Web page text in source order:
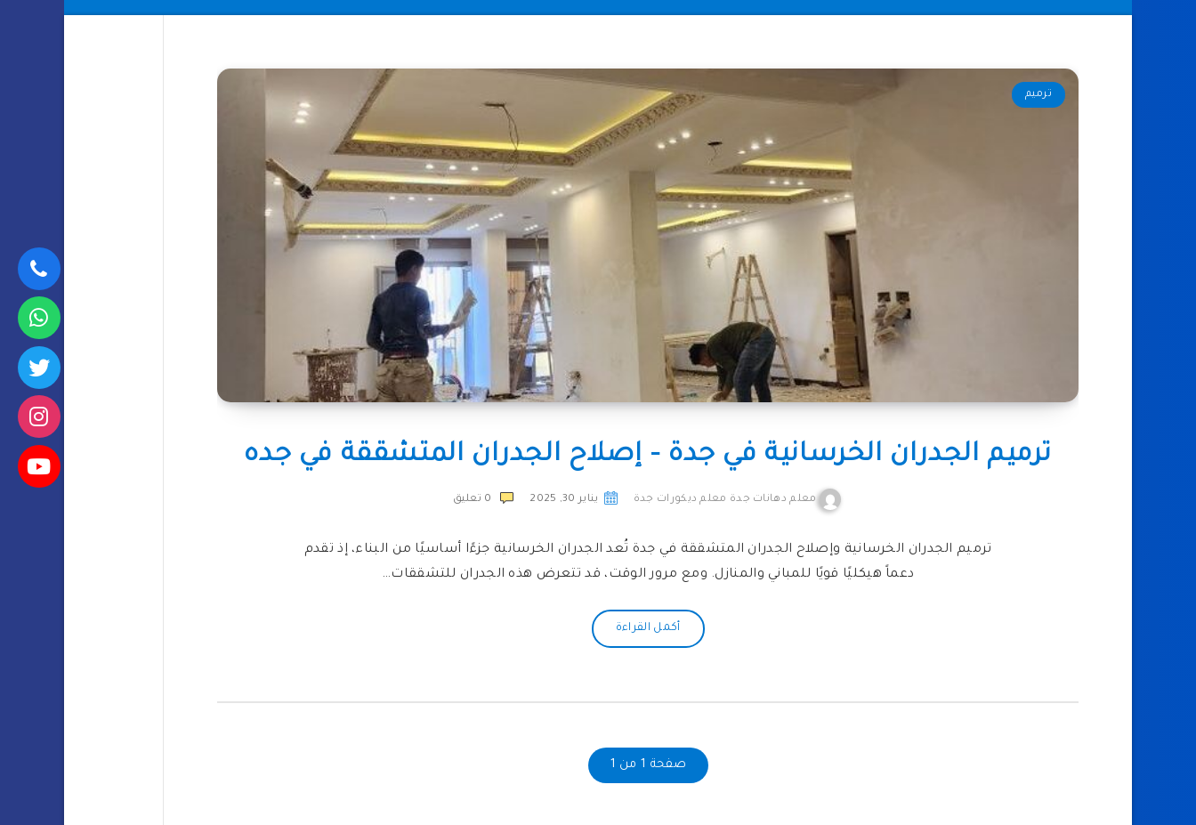
ترميم
ترميم الجدران الخرسانية في جدة – إصلاح الجدران المتشققة في جده
معلم دهانات جدة معلم ديكورات جدة يناير 30, 2025 0 تعليق
ترميم الجدران الخرسانية وإصلاح الجدران المتشققة في جدة تُعد الجدران الخرسانية جزءًا أساسيًا من البناء، إذ تقدم
دعماً هيكليًا قويًا للمباني والمنازل. ومع مرور الوقت، قد تتعرض هذه الجدران للتشققات…
أكمل القراءة
صفحة 1 من 1